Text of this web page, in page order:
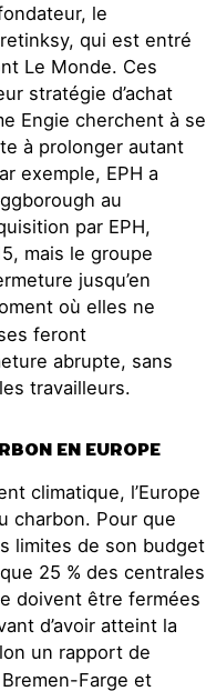
le
qui est entré
Le Monde. Ces
stratégie d’achat
Engie cherchent à se
à prolonger autant
exemple, EPH a
au
par EPH,
mais le groupe
jusqu’en
où elles ne
feront
abrupte, sans
travailleurs.
EN EUROPE
climatique, l’Europe
charbon. Pour que
limites de son budget
25 % des centrales
doivent être fermées
d’avoir atteint la
un rapport de
Bremen-Farge et